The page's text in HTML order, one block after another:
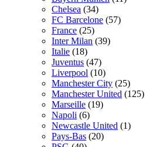
Chelsea (34)
FC Barcelone (57)
France (25)
Inter Milan (39)
Italie (18)
Juventus (47)
Liverpool (10)
Manchester City (25)
Manchester United (125)
Marseille (19)
Napoli (6)
Newcastle United (1)
Pays-Bas (20)